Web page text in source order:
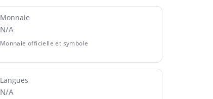
Monnaie
N/A
Monnaie officielle et symbole
Langues
N/A